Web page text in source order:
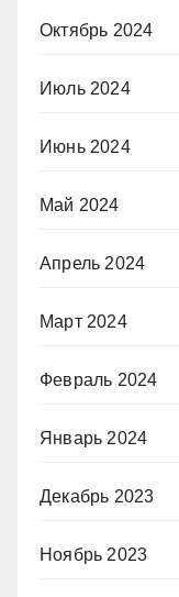
Октябрь 2024
Июль 2024
Июнь 2024
Май 2024
Апрель 2024
Март 2024
Февраль 2024
Январь 2024
Декабрь 2023
Ноябрь 2023